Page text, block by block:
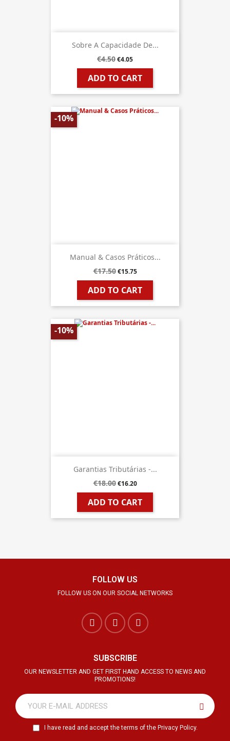
Sobre A Capacidade De...
€4.50€4.05
ADD TO CART
Manual & Casos Práticos...
€17.50 €15.75
ADD TO CART
-10%
Garantias Tributárias -...
€18.00 €16.20
ADD TO CART
-10%
FOLLOW US
FOLLOW US ON OUR SOCIAL NETWORKS
SUBSCRIBE
OUR NEWSLETTER AND GET FIRST HAND ACCESS TO NEWS AND
PROMOTIONS!
I have read and accept the terms of the Privacy Policy.